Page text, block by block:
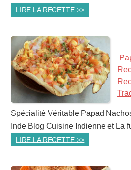
LIRE LA RECETTE >>
Spécialité Véritable Papad
Inde Blog Cuisine Indienne et La
LIRE LA RECETTE >>